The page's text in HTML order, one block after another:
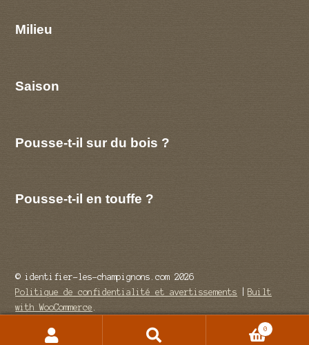
Milieu
Saison
Pousse-t-il sur du bois ?
Pousse-t-il en touffe ?
© identifier-les-champignons.com 2026
Politique de confidentialité et avertissements
Built
with WooCommerce
Recherche
0